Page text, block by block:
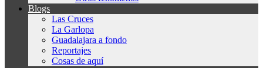
Blogs
Las Cruces
La Garlopa
Guadalajara a fondo
Reportajes
Cosas de aquí